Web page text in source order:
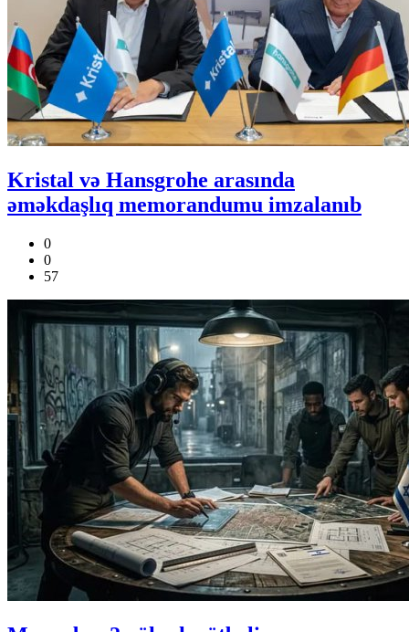
Kristal və Hansgrohe arasında
əməkdaşlıq memorandumu imzalanıb
0
0
57